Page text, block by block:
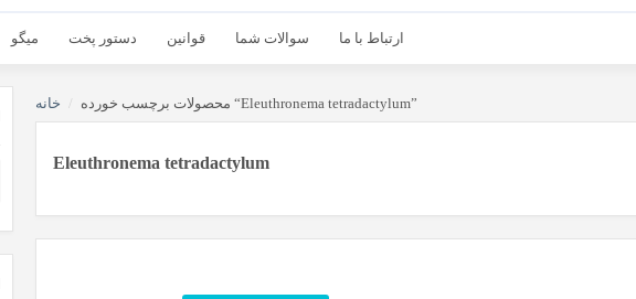
میگو دستور پخت قوانین سوالات شما ارتباط با ما
خانه / محصولات برچسب خورده “Eleuthronema tetradactylum”
Eleuthronema tetradactylum